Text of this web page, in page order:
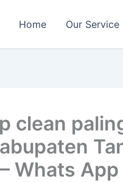
Home Our Service
clean
Whats App